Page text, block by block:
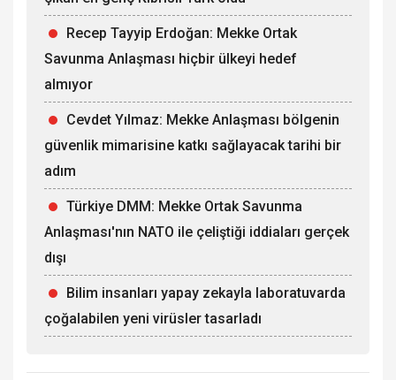
Recep Tayyip Erdoğan: Mekke Ortak
Savunma Anlaşması hiçbir ülkeyi hedef
almıyor
Cevdet Yılmaz: Mekke Anlaşması bölgenin
güvenlik mimarisine katkı sağlayacak tarihi bir
adım
Türkiye DMM: Mekke Ortak Savunma
Anlaşması'nın NATO ile çeliştiği iddiaları gerçek
dışı
Bilim insanları yapay zekayla laboratuvarda
çoğalabilen yeni virüsler tasarladı